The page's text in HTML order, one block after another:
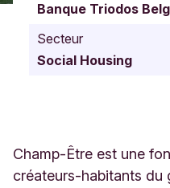
Banque Triodos
Secteur
Social Housing
Champ-Être est une
créateurs-habitants du